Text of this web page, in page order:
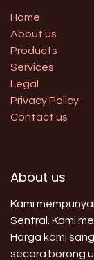
Home
About us
Products
Services
Legal
Privacy Policy
Contact us
About us
Kami
Sentral. Kami
Harga kami
secara borong